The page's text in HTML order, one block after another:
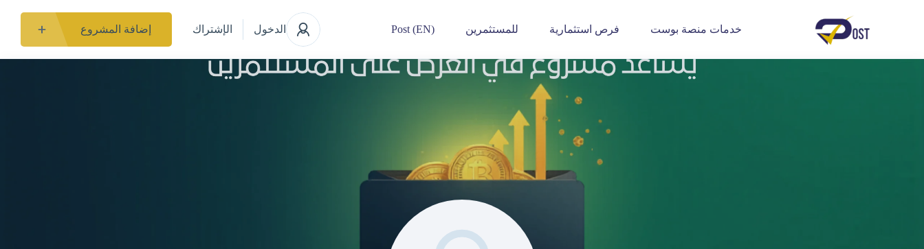
خدمات منصة بوست فرص استثمارية للمستثمرين Post (EN) الدخول الإشتراك إضافة المشروع